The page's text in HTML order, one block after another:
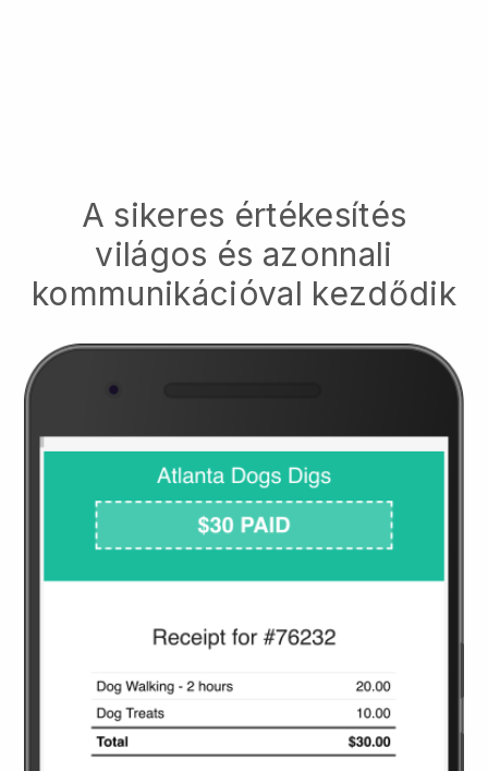
A sikeres értékesítés
világos és azonnali
kommunikációval kezdődik